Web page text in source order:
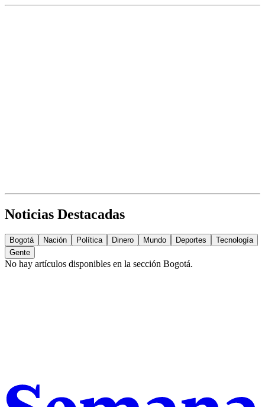
Noticias Destacadas
Bogotá Nación Política Dinero Mundo Deportes
Tecnología
Gente
No hay artículos disponibles en la sección Bogotá.